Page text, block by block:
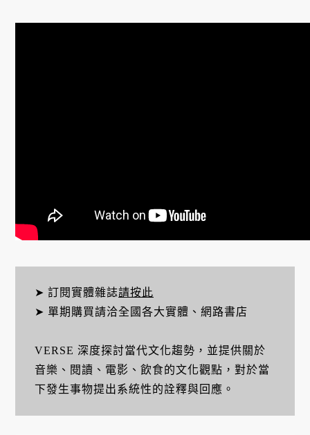
➤ 訂閱實體雜誌請按此
➤ 單期購買請洽全國各大實體、網路書店
VERSE 深度探討當代文化趨勢，並提供關於
音樂、閱讀、電影、飲食的文化觀點，對於當
下發生事物提出系統性的詮釋與回應。